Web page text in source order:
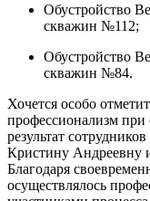
Обустройство
скважин №112;
Обустройство
скважин №84.
Хочется особо
профессионализм при
результат
Кристину Андреевну
Благодаря
осуществлялось